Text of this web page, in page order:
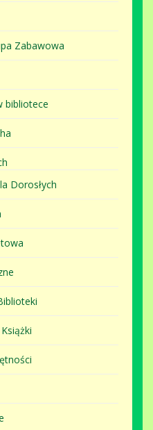
Zabawowa
bibliotece
Dorosłych